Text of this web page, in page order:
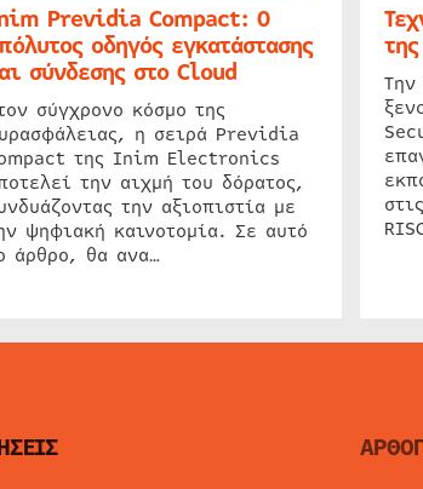
Previdia Compact: Ο
οδηγός εγκατάστασης
σύνδεσης στο Cloud
σύγχρονο κόσμο της
η σειρά Previdia
της Inim Electronics
την αιχμή του δόρατος,
την αξιοπιστία με
ψηφιακή καινοτομία. Σε αυτό
άρθρο, θα ανα…
Την